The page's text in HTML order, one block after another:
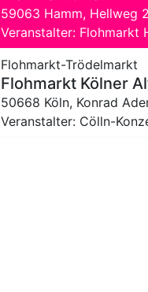
59063 Hamm, Hellweg
Veranstalter: Flohmarkt
Flohmarkt-Trödelmarkt
Flohmarkt Kölner
50668 Köln, Konrad
Veranstalter: Cölln-